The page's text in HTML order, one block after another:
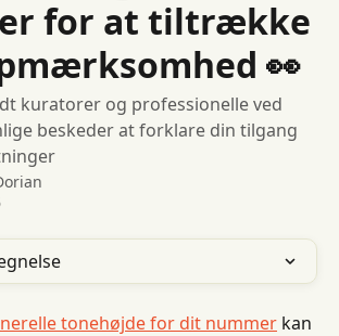
for at tiltrække
👀
kuratorer og professionelle ved
beskeder at forklare din tilgang
tonehøjde for dit nummer kan